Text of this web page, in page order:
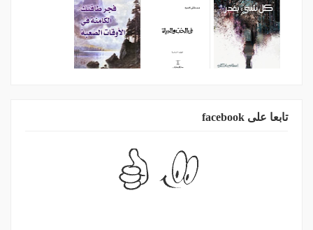
تابعا على facebook